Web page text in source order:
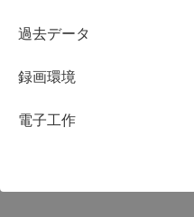
過去データ
録画環境
電子工作